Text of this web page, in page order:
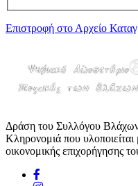
Επιστροφή στο Αρχείο
Δράση του Συλλόγου Βλάχων
Κληρονομιά που υλοποιείται
οικονομικής επιχορήγησης